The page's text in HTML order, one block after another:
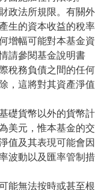
政法所規限。有關外
生的資本收益的稅率
增幅可能對本基金資
請參閱基金說明書
稅務負債之間的任何
，這將對其資產淨值
礎貨幣以外的貨幣計
美元，惟本基金的交
值及其表現可能會因
波動以及匯率管制措
能無法按時或甚至根